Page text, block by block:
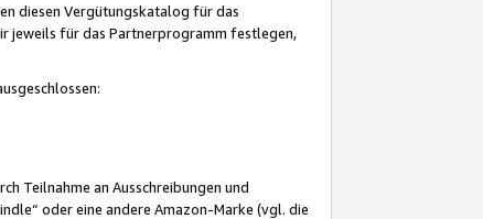
diesen Vergütungskatalog für das
jeweils für das Partnerprogramm festlegen,
Teilnahme an Ausschreibungen und
oder eine andere Amazon-Marke (vgl. die